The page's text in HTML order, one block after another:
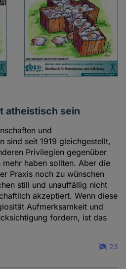
atheistisch sein
und
sind seit 1919 gleichgestellt,
Privilegien gegenüber
haben sollten. Aber die
Praxis noch zu wünschen
still und unauffällig nicht
akzeptiert. Wenn diese
Aufmerksamkeit und
fordern, ist das
23